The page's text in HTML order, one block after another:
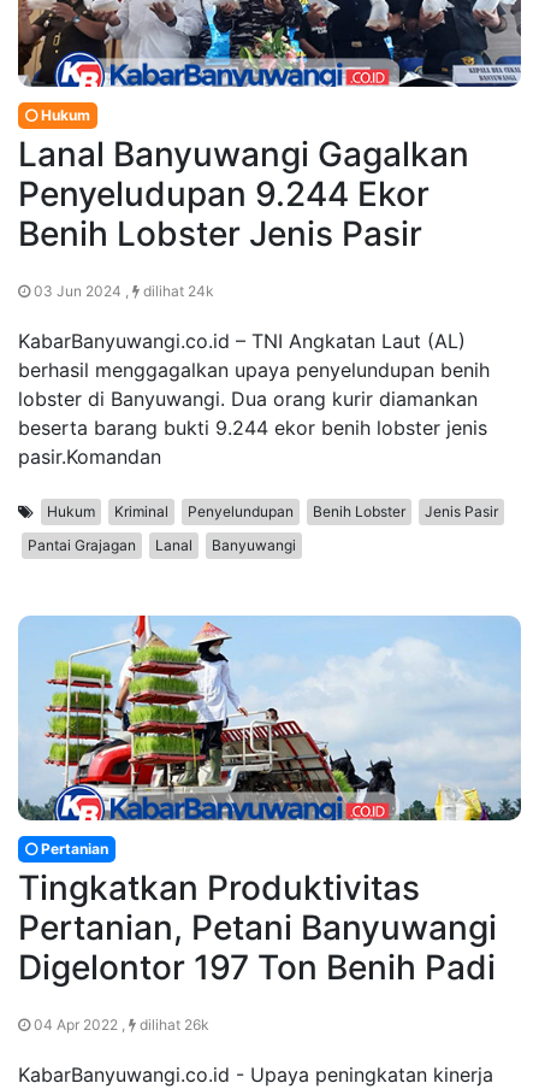
Hukum
Lanal Banyuwangi Gagalkan
Penyeludupan 9.244 Ekor
Benih Lobster Jenis Pasir
03 Jun 2024 , dilihat 24k
KabarBanyuwangi.co.id – TNI Angkatan Laut (AL)
berhasil menggagalkan upaya penyelundupan benih
lobster di Banyuwangi. Dua orang kurir diamankan
beserta barang bukti 9.244 ekor benih lobster jenis
pasir.Komandan
Hukum Kriminal Penyelundupan Benih Lobster
Jenis Pasir
Pantai Grajagan
Lanal Banyuwangi
Pertanian
Tingkatkan Produktivitas
Pertanian, Petani Banyuwangi
Digelontor 197 Ton Benih Padi
04 Apr 2022 , dilihat 26k
KabarBanyuwangi.co.id - Upaya peningkatan kinerja